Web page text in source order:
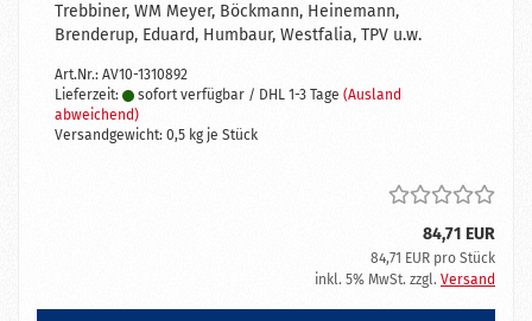
Trebbiner, WM Meyer, Böckmann, Heinemann,
Brenderup, Eduard, Humbaur, Westfalia, TPV u.w.
Art.Nr.: AV10-1310892
Lieferzeit:
sofort verfügbar / DHL 1-3 Tage (Ausland
abweichend)
Versandgewicht: 0,5 kg je Stück
84,71 EUR
84,71 EUR pro Stück
inkl. 5% MwSt. zzgl. Versand